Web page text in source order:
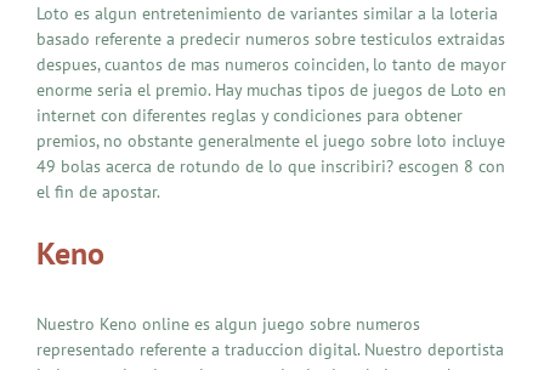
Loto es algun entretenimiento de variantes similar a la loteria
basado referente a predecir numeros sobre testiculos extraidas
despues, cuantos de mas numeros coinciden, lo tanto de mayor
enorme seria el premio. Hay muchas tipos de juegos de Loto en
internet con diferentes reglas y condiciones para obtener
premios, no obstante generalmente el juego sobre loto incluye
49 bolas acerca de rotundo de lo que inscribiri? escogen 8 con
el fin de apostar.
Keno
Nuestro Keno online es algun juego sobre numeros
representado referente a traduccion digital. Nuestro deportista